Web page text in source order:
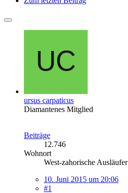
ursus carpaticus
Diamantenes Mitglied
Beiträge
12.746
Wohnort
West-zahorische Ausläufer
10. Juni 2015 um 20:06
#1